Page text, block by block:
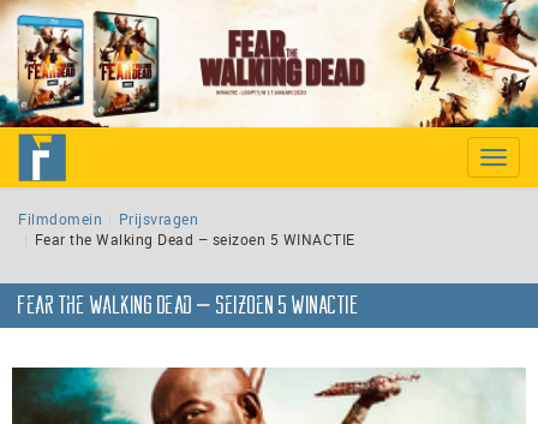
Toggle
Filmdomein
Prijsvragen
Fear the Walking Dead – seizoen 5 WINACTIE
Fear the Walking Dead – seizoen 5 WINACTIE